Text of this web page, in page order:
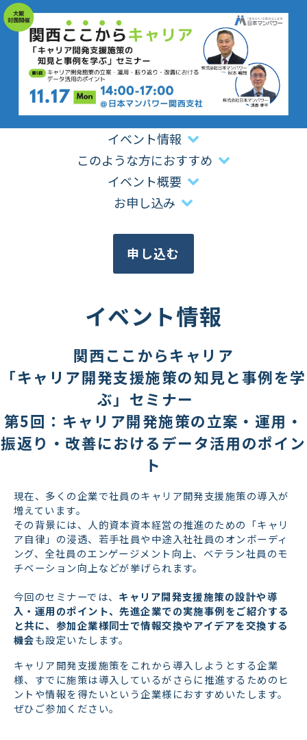
イベント情報
このような方におすすめ
イベント概要
お申し込み
申し込む
イベント情報
関西ここからキャリア
「キャリア開発支援施策の知見と事例を学
ぶ」セミナー
第5回：キャリア開発施策の立案・運用・
振返り・改善におけるデータ活用のポイン
ト
現在、多くの企業で社員のキャリア開発支援施策の導入が
増えています。
その背景には、人的資本資本経営の推進のための「キャリ
ア自律」の浸透、若手社員や中途入社社員のオンボーディ
ング、全社員のエンゲージメント向上、ベテラン社員のモ
チベーション向上などが挙げられます。
今回のセミナーでは、 キャリア開発支援施策の設計や導
入・運用のポイント、先進企業での実施事例をご紹介する
と共に、参加企業様同士で情報交換やアイデアを交換する
機会も設定いたします。
キャリア開発支援施策をこれから導入しようとする企業
様、すでに施策は導入しているがさらに推進するためのヒ
ントや情報を得たいという企業様におすすめいたします。
ぜひご参加ください。